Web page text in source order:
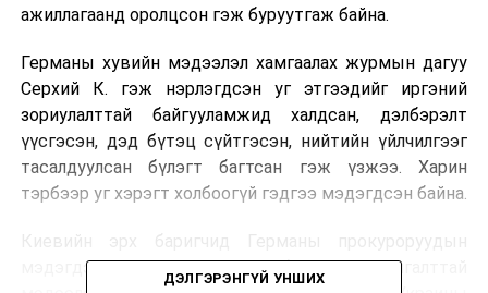
ажиллагаанд оролцсон гэж буруутгаж байна.
Германы хувийн мэдээлэл хамгаалах журмын дагуу
Серхий К. гэж нэрлэгдсэн уг этгээдийг иргэний
зориулалттай байгууламжид халдсан, дэлбэрэлт
үүсгэсэн, дэд бүтэц сүйтгэсэн, нийтийн үйлчилгээг
тасалдуулсан бүлэгт багтсан гэж үзжээ. Харин
тэрбээр уг хэрэгт холбоогүй гэдгээ мэдэгдсэн байна.
мэдэгдэлд дэлгэрэнгүй тайлбар өгөх хангалттай
ДЭЛГЭРЭНГҮЙ УНШИХ